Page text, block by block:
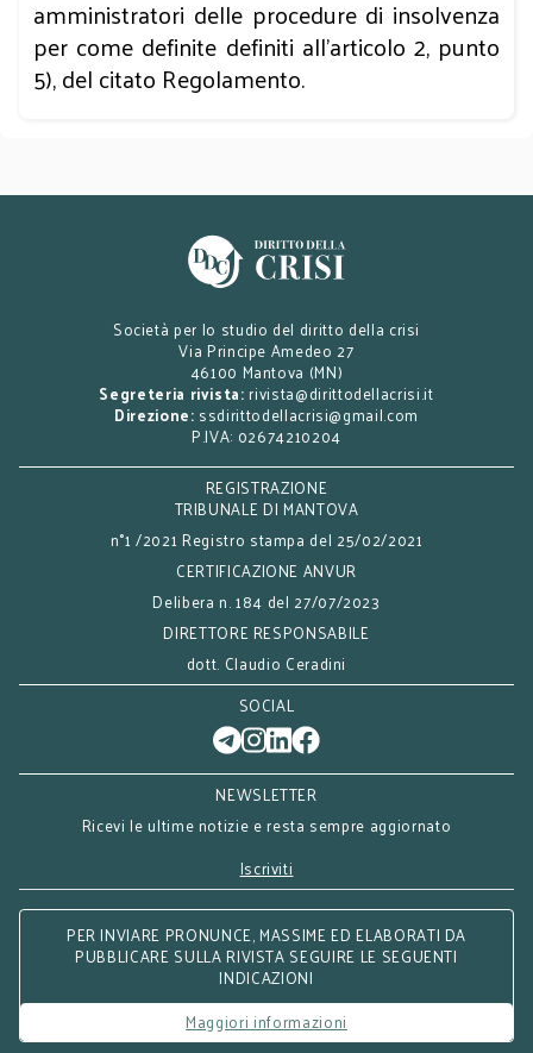
amministratori delle procedure di insolvenza
per come definite definiti all’articolo 2, punto
5), del citato Regolamento.
Società per lo studio del diritto della crisi
Via Principe Amedeo 27
46100 Mantova (MN)
Segreteria rivista: rivista@dirittodellacrisi.it
Direzione: ssdirittodellacrisi@gmail.com
P.IVA: 02674210204
REGISTRAZIONE
TRIBUNALE DI MANTOVA
n°1 /2021 Registro stampa del 25/02/2021
CERTIFICAZIONE ANVUR
Delibera n. 184 del 27/07/2023
DIRETTORE RESPONSABILE
dott. Claudio Ceradini
SOCIAL
NEWSLETTER
Ricevi le ultime notizie e resta sempre aggiornato
Iscriviti
PER INVIARE PRONUNCE, MASSIME ED ELABORATI DA
PUBBLICARE SULLA RIVISTA SEGUIRE LE SEGUENTI
INDICAZIONI
Maggiori informazioni